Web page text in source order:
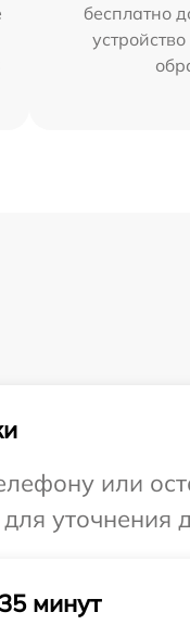
бесплатно
или
уточнения
минут